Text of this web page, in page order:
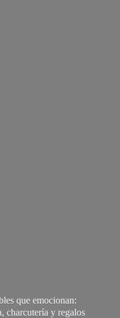
que emocionan:
charcutería y regalos